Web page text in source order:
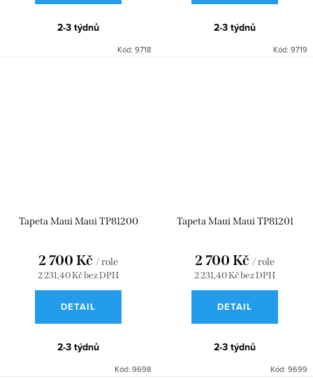
2-3 týdnů
Kód: 9718
2-3 týdnů
Kód: 9719
Tapeta Maui Maui TP81200
2 231,40 Kč bez DPH
2 700 Kč / role
DETAIL
2-3 týdnů
Kód: 9698
Tapeta Maui Maui TP81201
2 231,40 Kč bez DPH
2 700 Kč / role
DETAIL
2-3 týdnů
Kód: 9699